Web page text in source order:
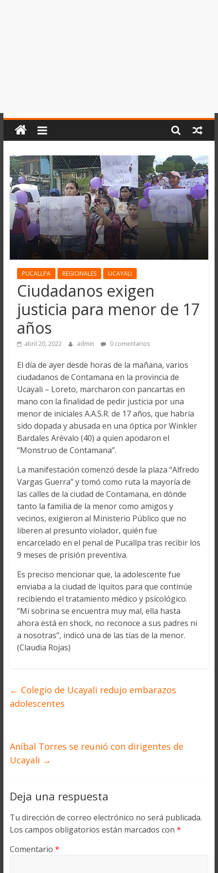
PUCALLPA REGIONALES UCAYALI
Ciudadanos exigen
justicia para menor de 17
años
abril 20, 2022 admin 0 comentarios
El día de ayer desde horas de la mañana, varios
ciudadanos de Contamana en la provincia de
Ucayali – Loreto, marcharon con pancartas en
mano con la finalidad de pedir justicia por una
menor de iniciales A.A.S.R. de 17 años, que habría
sido dopada y abusada en una óptica por Winkler
Bardales Arévalo (40) a quien apodaron el
“Monstruo de Contamana”.
La manifestación comenzó desde la plaza “Alfredo
Vargas Guerra” y tomó como ruta la mayoría de
las calles de la ciudad de Contamana, en dónde
tanto la familia de la menor como amigos y
vecinos, exigieron al Ministerio Público que no
liberen al presunto violador, quién fue
encarcelado en el penal de Pucallpa tras recibir los
9 meses de prisión preventiva.
Es preciso mencionar que, la adolescente fue
enviaba a la ciudad de Iquitos para que continúe
recibiendo el tratamiento médico y psicológico.
“Mi sobrina se encuentra muy mal, ella hasta
ahora está en shock, no reconoce a sus padres ni
a nosotras”, indicó una de las tías de la menor.
(Claudia Rojas)
← Colegio de Ucayali redujo embarazos
adolescentes
Aníbal Torres se reunió con dirigentes de
Ucayali →
Deja una respuesta
Tu dirección de correo electrónico no será publicada.
Los campos obligatorios están marcados con *
Comentario *